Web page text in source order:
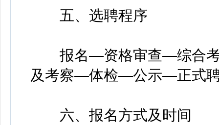
五、选聘程序
报名—资格审查—综合考
及考察—体检—公示—正式
六、报名方式及时间